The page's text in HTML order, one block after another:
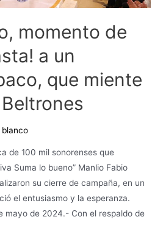
momento de
a un
que miente
blanco
de 100 mil sonorenses que
Suma lo bueno” Manlio Fabio
su cierre de campaña, en un
el entusiasmo y la esperanza.
mayo de 2024.- Con el respaldo de